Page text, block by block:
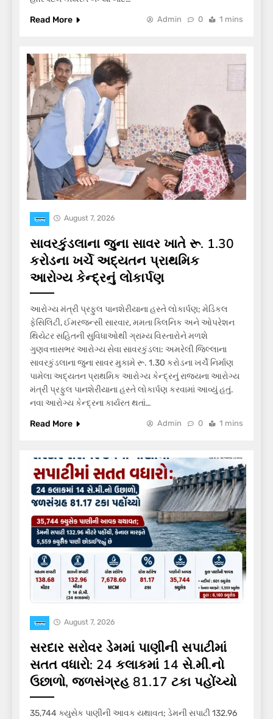
Read More
Admin 0 1 mins
राज्य August 7, 2026
સાવરકુંડલાના જુના સાવર ખાતે રૂ. 1.30
કરોડના ખર્ચે અદ્યતન પ્રાથમિક
આરોગ્ય કેન્દ્રનું લોકાર્પણ
આરોગ્ય મંત્રી પ્રફુલ પાનશેરીયાના હસ્તે લોકાર્પણ; મેડિકલ
ફેસિલિટી, ઈમરજન્સી સારવાર, મમતા ક્લિનિક અને ઓપરેશન
થિયેટર સહિતની સુવિધાઓથી ગ્રામ્ય વિસ્તારોને મળશે
ગુણવત્તાસભર આરોગ્ય સેવા સાવરકુંડલા: અમરેલી જિલ્લાના
સાવરકુંડલાના જુના સાવર મુકામે રૂ. 1.30 કરોડના ખર્ચે નિર્માણ
પામેલા અદ્યતન પ્રાથમિક આરોગ્ય કેન્દ્રનું રાજ્યના આરોગ્ય
મંત્રી પ્રફુલ પાનશેરીયાના હસ્તે લોકાર્પણ કરવામાં આવ્યું હતું.
નવા આરોગ્ય કેન્દ્રના કાર્યરત થતાં…
Read More
Admin 0 1 mins
राज्य August 7, 2026
સરદાર સરોવર ડેમમાં પાણીની સપાટીમાં
સતત વધારો: 24 કલાકમાં 14 સે.મી.નો
ઉછાળો, જળસંગ્રહ 81.17 ટકા પહોંચ્યો
35,744 ક્યુસેક પાણીની આવક યથાવત; ડેમની સપાટી 132.96